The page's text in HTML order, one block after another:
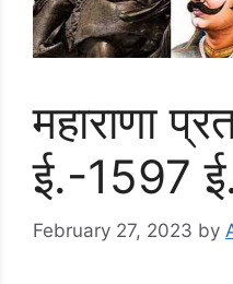
महाराणा
ई.-1597
February 27, 2023 by